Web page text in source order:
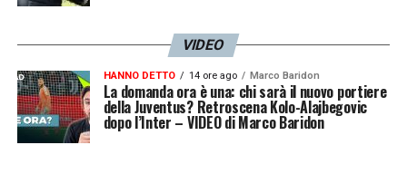
VIDEO
HANNO DETTO 14 ore ago Marco Baridon
La domanda ora è una: chi sarà il nuovo portiere
della Juventus? Retroscena Kolo-Alajbegovic
dopo l’Inter – VIDEO di Marco Baridon